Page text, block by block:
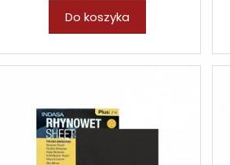
Do koszyka